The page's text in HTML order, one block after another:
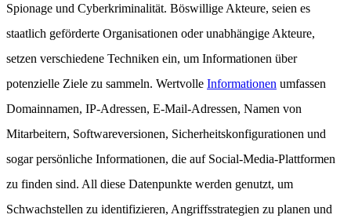
Spionage und Cyberkriminalität. Böswillige Akteure, seien es
staatlich geförderte Organisationen oder unabhängige Akteure,
setzen verschiedene Techniken ein, um Informationen über
potenzielle Ziele zu sammeln. Wertvolle Informationen umfassen
Domainnamen, IP-Adressen, E-Mail-Adressen, Namen von
Mitarbeitern, Softwareversionen, Sicherheitskonfigurationen und
sogar persönliche Informationen, die auf Social-Media-Plattformen
zu finden sind. All diese Datenpunkte werden genutzt, um
Schwachstellen zu identifizieren, Angriffsstrategien zu planen und